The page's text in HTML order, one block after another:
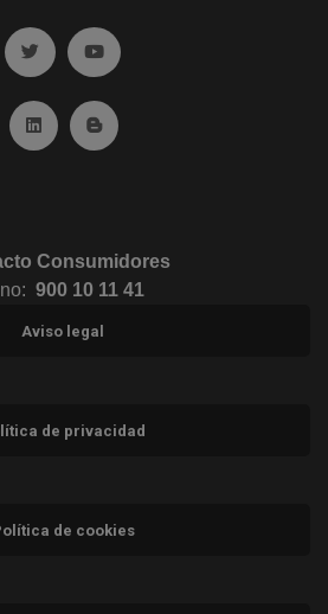
facebook (abre en ventana nueva)
Ir a twitter (abre en ventana nueva)
Ir a YouTube (abre en
Flickr (abre en ventana nueva)
Ir a Linkedin (abre en ventana nueva)
Ir al Blog (abre en ventana
Instagram (abre en ventana nueva)
Consumidores
900 10 11 41
Aviso legal
de privacidad
de cookies